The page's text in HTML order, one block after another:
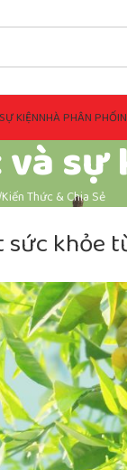
KIỆNNHÀ PHÂN PHỐI
sự
Kiến Thức & Chia Sẻ
sức khỏe